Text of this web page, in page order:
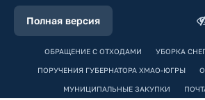
Полная версия
ОБРАЩЕНИЕ С ОТХОДАМИ УБОРКА
ПОРУЧЕНИЯ ГУБЕРНАТОРА ХМАО-ЮГРЫ
МУНИЦИПАЛЬНЫЕ ЗАКУПКИ